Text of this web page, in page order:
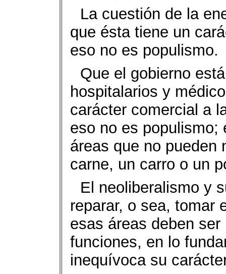
La cuestión de la
que ésta tiene un
eso no es populismo.
Que el gobierno
hospitalarios y
carácter comercial a
eso no es populismo;
áreas que no pueden
carne, un carro o un
El neoliberalismo y
reparar, o sea, tomar
esas áreas deben
funciones, en lo
inequívoca su